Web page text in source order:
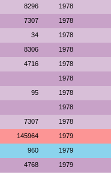
8296 1978
7307 1978
34 1978
8306 1978
4716 1978
1978
95 1978
1978
7307 1978
145964 1979
960 1979
4768 1979